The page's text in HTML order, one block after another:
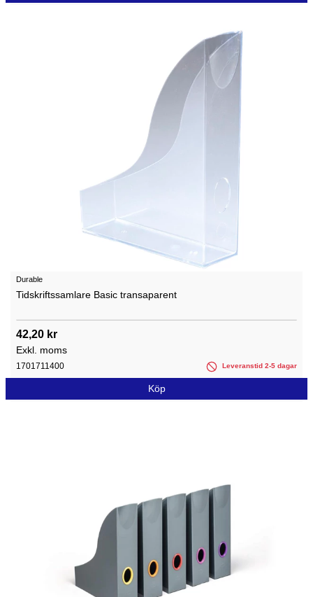
Durable
Tidskriftssamlare Basic transaparent
42,20 kr
Exkl. moms
1701711400 Leveranstid 2-5 dagar
Köp